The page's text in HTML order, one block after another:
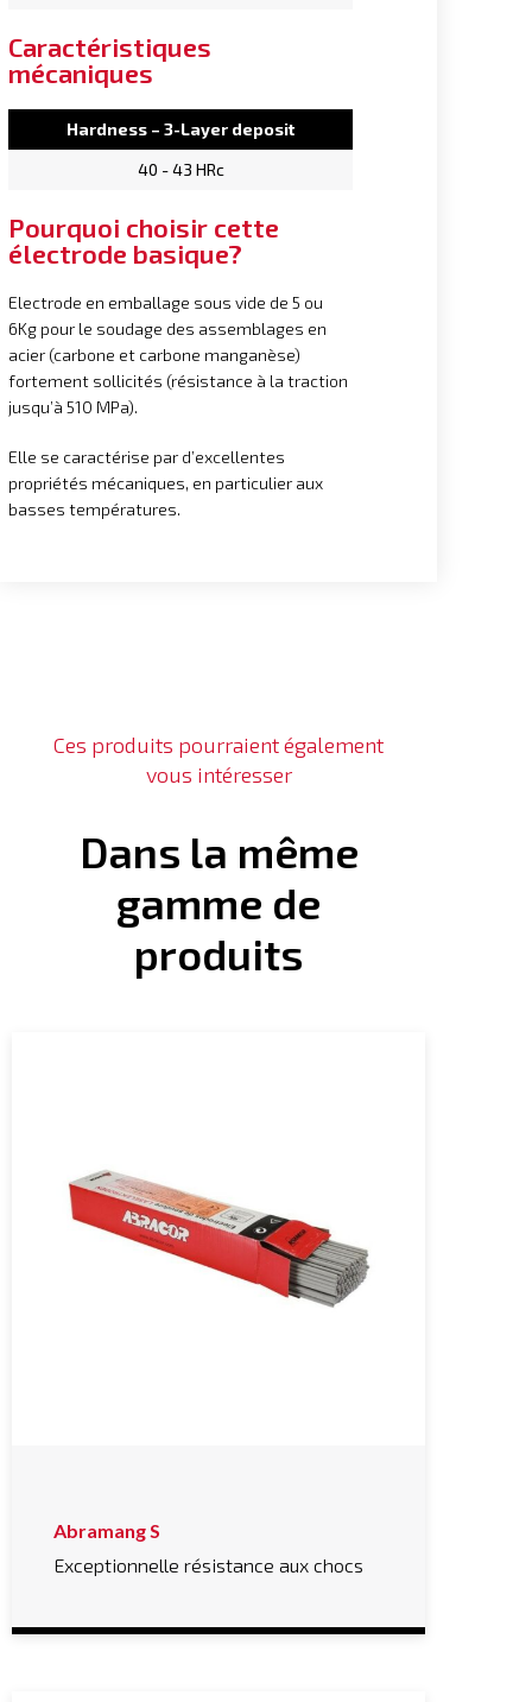
Caractéristiques
mécaniques
Hardness – 3-Layer deposit
40 - 43 HRc
Pourquoi choisir cette
électrode basique?
Electrode en emballage sous vide de 5 ou
6Kg pour le soudage des assemblages en
acier (carbone et carbone manganèse)
fortement sollicités (résistance à la traction
jusqu’à 510 MPa).
Elle se caractérise par d’excellentes
propriétés mécaniques, en particulier aux
basses températures.
Ces produits pourraient également
vous intéresser
Dans la même
gamme de
produits
Abramang S
Exceptionnelle résistance aux chocs